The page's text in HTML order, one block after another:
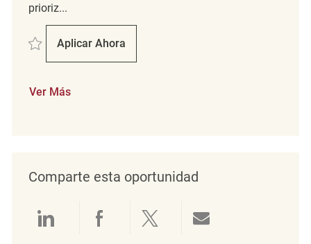
prioriz...
Salvar Part Time Merchandising Associate REQ121216
Aplicar Ahora
Part Time Merchandising Associate
Ver Más
Comparte esta oportunidad
Compartir a través de LinkedIn
Compartir a través de
Compartir a través